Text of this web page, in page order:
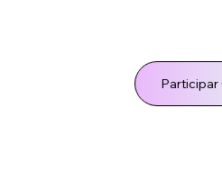
Participar